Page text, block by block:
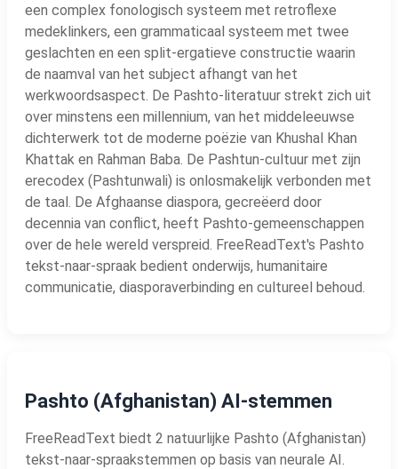
een complex fonologisch systeem met retroflexe
medeklinkers, een grammaticaal systeem met twee
geslachten en een split-ergatieve constructie waarin
de naamval van het subject afhangt van het
werkwoordsaspect. De Pashto-literatuur strekt zich uit
over minstens een millennium, van het middeleeuwse
dichterwerk tot de moderne poëzie van Khushal Khan
Khattak en Rahman Baba. De Pashtun-cultuur met zijn
erecodex (Pashtunwali) is onlosmakelijk verbonden met
de taal. De Afghaanse diaspora, gecreëerd door
decennia van conflict, heeft Pashto-gemeenschappen
over de hele wereld verspreid. FreeReadText's Pashto
tekst-naar-spraak bedient onderwijs, humanitaire
communicatie, diasporaverbinding en cultureel behoud.
Pashto (Afghanistan) AI-stemmen
FreeReadText biedt 2 natuurlijke Pashto (Afghanistan)
tekst-naar-spraakstemmen op basis van neurale AI.